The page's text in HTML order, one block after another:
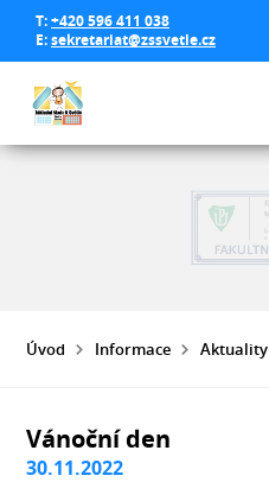
T:+420 596 411 038
E:sekretariat@zssvetle.cz
Úvod Informace Aktuality
Vánoční den
30.11.2022